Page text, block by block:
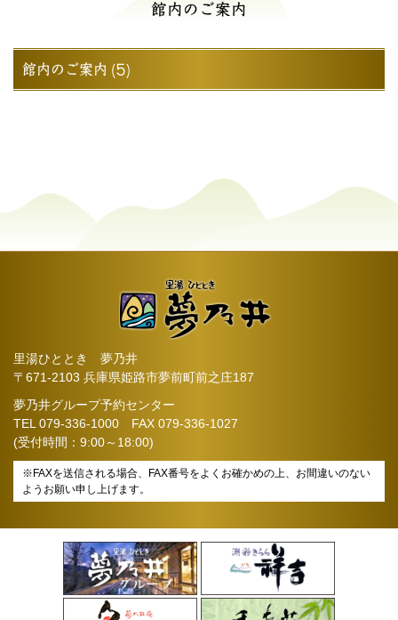
館内のご案内
館内のご案内 (5)
里湯ひととき 夢乃井
〒671-2103 兵庫県姫路市夢前町前之庄187
夢乃井グループ予約センター
TEL 079-336-1000 FAX 079-336-1027
(受付時間：9:00～18:00)
※FAXを送信される場合、FAX番号をよくお確かめの上、お間違いのない
ようお願い申し上げます。